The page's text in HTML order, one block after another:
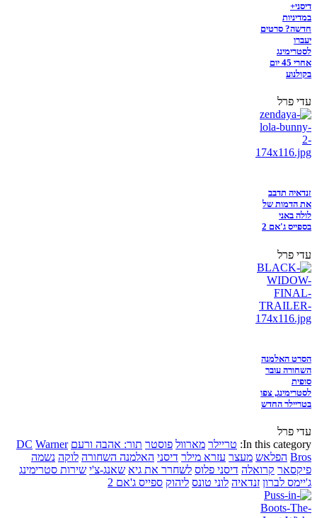
דיסני+
במדיניות
חדשה? סרטים
יעברו
לסטרימינג
אחרי 45 יום
בקולנוע
עדי פרל
זנדאיה תדבב
את הדמות של
לולה באני
בספייס ג'אם 2
עדי פרל
הסרט האלמנה
השחורה עובר
סופית
לסטרימינג, צפו
בטריילר החדש
עדי פרל
In this category: טריילר מארוול פוסטר תור: אהבה ורעם DC Warner
Bros הפלאש מעצר עזרא מילר דיסני האלמנה השחורה לוקה נשמה
פיקסאר קרואלה דיסני פלוס לשחרר את גיא שאנג-צ'י שירות סטרימינג
ג'יימס לברון זנדאיה לוני טונס ליהוק ספייס ג'אם 2